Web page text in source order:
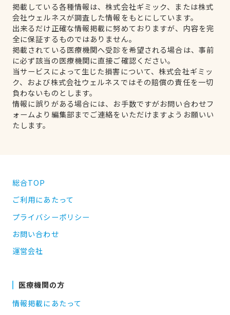
掲載している各種情報は、株式会社ギミック、または株式
会社ウェルネスが調査した情報をもとにしています。
出来るだけ正確な情報掲載に努めておりますが、内容を完
全に保証するものではありません。
掲載されている医療機関へ受診を希望される場合は、事前
に必ず該当の医療機関に直接ご確認ください。
当サービスによって生じた損害について、株式会社ギミッ
ク、および株式会社ウェルネスではその賠償の責任を一切
負わないものとします。
情報に誤りがある場合には、お手数ですがお問い合わせフ
ォームより編集部までご連絡をいただけますようお願いい
たします。
総合TOP
ご利用にあたって
プライバシーポリシー
お問い合わせ
運営会社
医療機関の方
情報掲載にあたって